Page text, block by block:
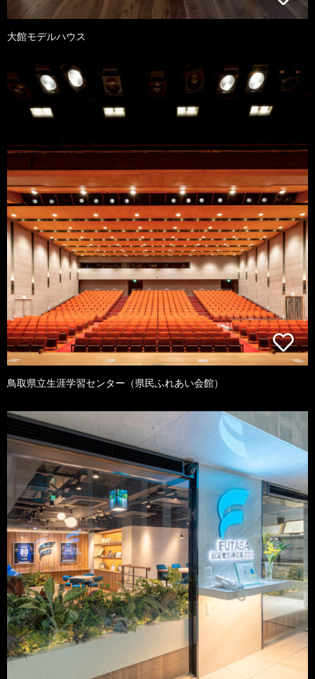
大館モデルハウス
鳥取県立生涯学習センター（県民ふれあい会館）